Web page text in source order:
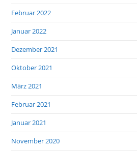
Februar 2022
Januar 2022
Dezember 2021
Oktober 2021
März 2021
Februar 2021
Januar 2021
November 2020